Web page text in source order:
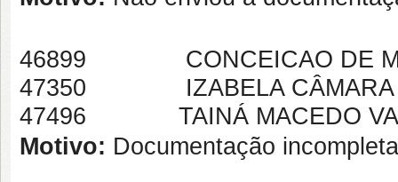
46899 CONCEICAO DE
47350 IZABELA CÂMARA
47496 TAINÁ MACEDO
Motivo: Documentação incompleta